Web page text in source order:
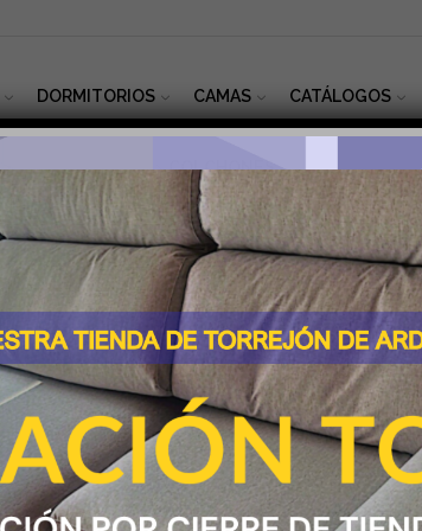
DORMITORIOS CAMAS CATÁLOGOS
INICIO CAMAS COLCHONES
Colchón
340,00€ -
IVA Incluido
Altura +/- 31 cm.
Ideal para personas que
recogida sin rechazar a la
para personas que
Medidas